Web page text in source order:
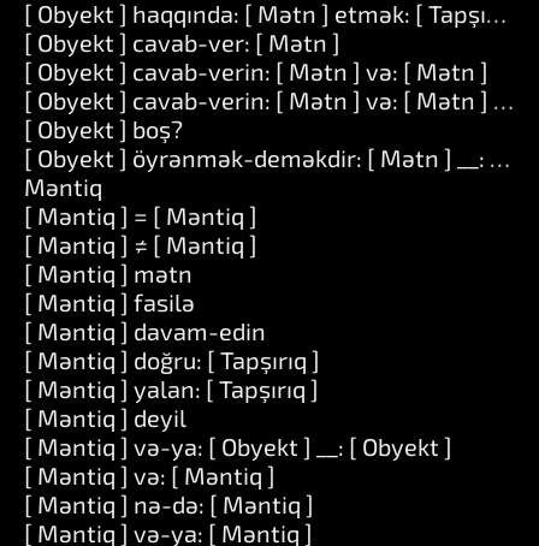
[ Obyekt ] haqqında: [ Mətn ] etmək: [ Tapşırıq ]
[ Obyekt ] cavab-ver: [ Mətn ]
[ Obyekt ] cavab-verin: [ Mətn ] və: [ Mətn ]
[ Obyekt ] cavab-verin: [ Mətn ] və: [ Mətn ] və:
[ Obyekt ] boş?
[ Obyekt ] öyrənmək-deməkdir: [ Mətn ] __: [
Məntiq
[ Məntiq ] = [ Məntiq ]
[ Məntiq ] ≠ [ Məntiq ]
[ Məntiq ] mətn
[ Məntiq ] fasilə
[ Məntiq ] davam-edin
[ Məntiq ] doğru: [ Tapşırıq ]
[ Məntiq ] yalan: [ Tapşırıq ]
[ Məntiq ] deyil
[ Məntiq ] və-ya: [ Obyekt ] __: [ Obyekt ]
[ Məntiq ] və: [ Məntiq ]
[ Məntiq ] nə-də: [ Məntiq ]
[ Məntiq ] və-ya: [ Məntiq ]